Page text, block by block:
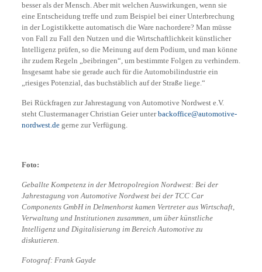
besser als der Mensch. Aber mit welchen Auswirkungen, wenn sie
eine Entscheidung treffe und zum Beispiel bei einer Unterbrechung
in der Logistikkette automatisch die Ware nachordere? Man müsse
von Fall zu Fall den Nutzen und die Wirtschaftlichkeit künstlicher
Intelligenz prüfen, so die Meinung auf dem Podium, und man könne
ihr zudem Regeln „beibringen“, um bestimmte Folgen zu verhindern.
Insgesamt habe sie gerade auch für die Automobilindustrie ein
„riesiges Potenzial, das buchstäblich auf der Straße liege.“
Bei Rückfragen zur Jahrestagung von Automotive Nordwest e.V.
steht Clustermanager Christian Geier unterbackoffice@automotive-
nordwest.degerne zur Verfügung.
Foto:
Geballte Kompetenz in der Metropolregion Nordwest: Bei der
Jahrestagung von Automotive Nordwest bei der TCC Car
Components GmbH in Delmenhorst kamen Vertreter aus Wirtschaft,
Verwaltung und Institutionen zusammen, um über künstliche
Intelligenz und Digitalisierung im Bereich Automotive zu
diskutieren.
Fotograf: Frank Gayde